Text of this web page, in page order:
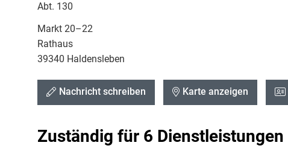
Abt. 130
Markt 20–22
Rathaus
39340 Haldensleben
Nachricht schreiben Karte anzeigen
Zuständig für 6 Dienstleistungen